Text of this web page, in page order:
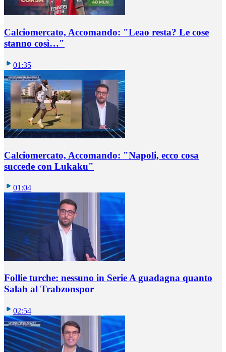
Calciomercato, Accomando: "Leao resta? Le cose
stanno così…"
01:35
Calciomercato, Accomando: "Napoli, ecco cosa
succede con Lukaku"
01:04
Follie turche: nessuno in Serie A guadagna quanto
Salah al Trabzonspor
02:54